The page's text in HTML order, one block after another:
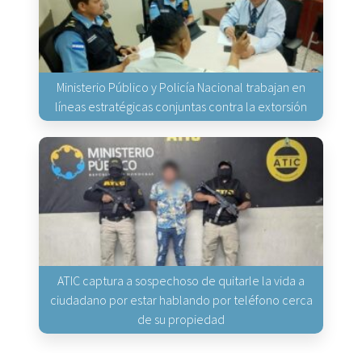
Ministerio Público y Policía Nacional trabajan en
líneas estratégicas conjuntas contra la extorsión
ATIC captura a sospechoso de quitarle la vida a
ciudadano por estar hablando por teléfono cerca
de su propiedad